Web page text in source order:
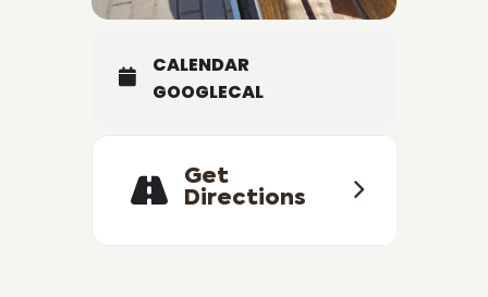
CALENDAR
GOOGLECAL
Get
Directions